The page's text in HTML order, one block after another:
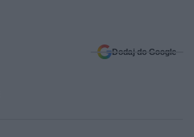
Dodaj do Google